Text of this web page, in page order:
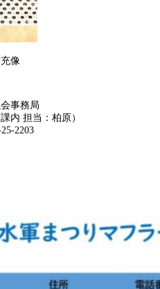
像
事務局
内 担当：柏原）
2203